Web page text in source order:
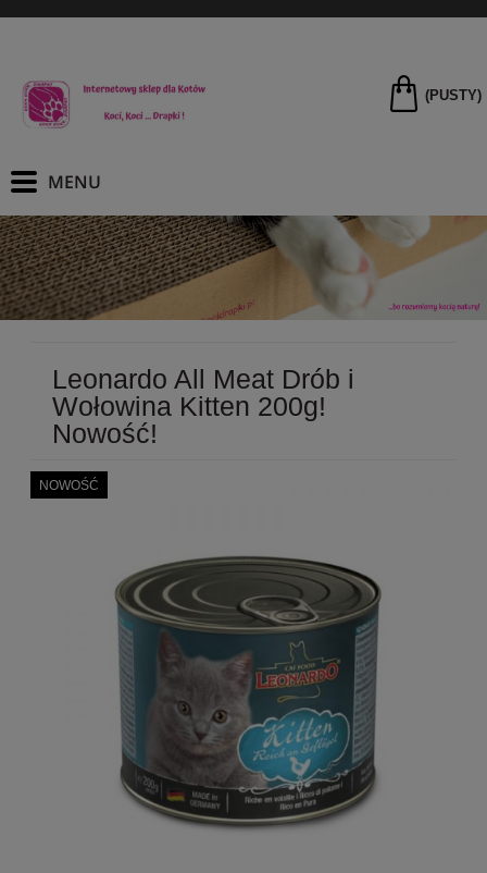
(PUSTY)
Leonardo All Meat Drób i
Wołowina Kitten 200g!
Nowość!
NOWOŚĆ